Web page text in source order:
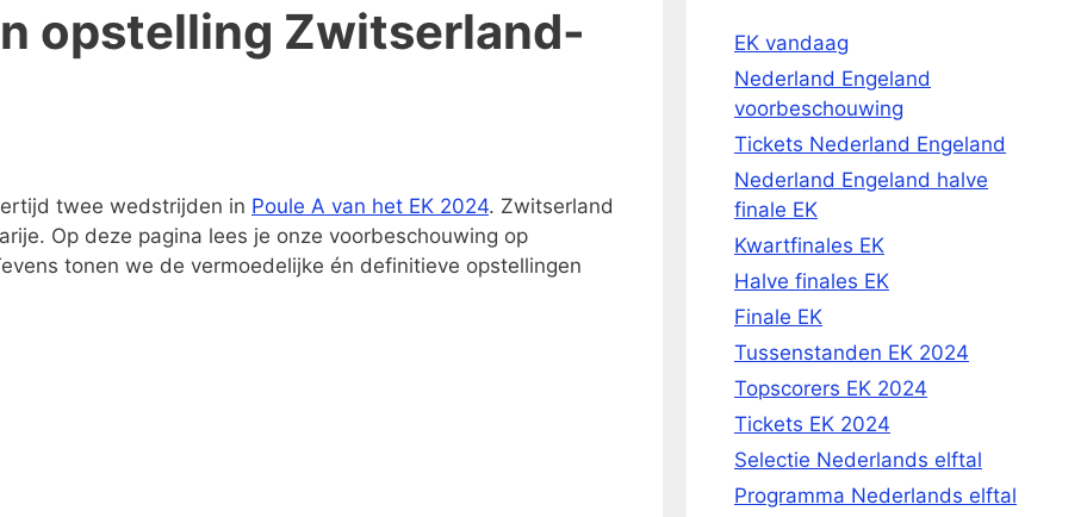
opstelling Zwitserland-
twee wedstrijden in Poule A van het EK 2024. Zwitserland
Op deze pagina lees je onze voorbeschouwing op
tonen we de vermoedelijke én definitieve opstellingen
EK vandaag
Nederland Engeland
voorbeschouwing
Tickets Nederland Engeland
Nederland Engeland halve
finale EK
Kwartfinales EK
Halve finales EK
Finale EK
Tussenstanden EK 2024
Topscorers EK 2024
Tickets EK 2024
Selectie Nederlands elftal
Programma Nederlands elftal